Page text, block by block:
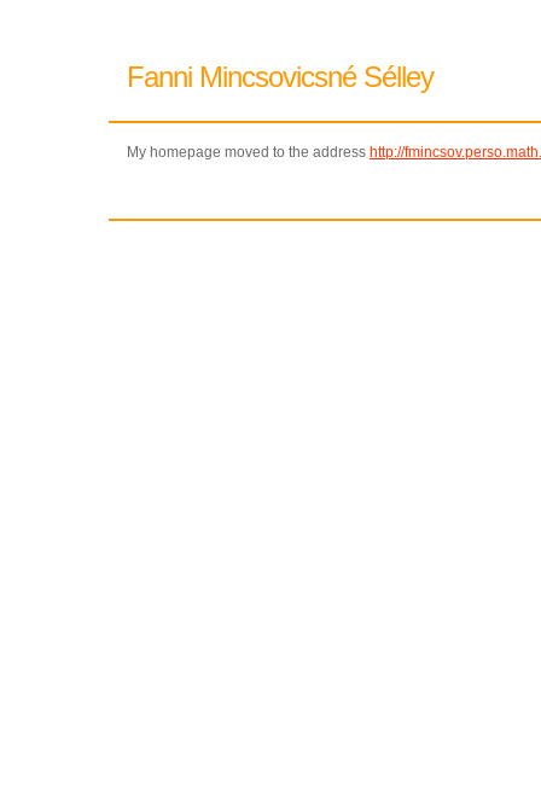
Fanni Mincsovicsné Sélley
My homepage moved to the address http://